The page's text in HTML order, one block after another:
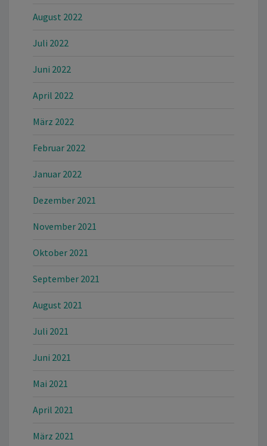
August 2022
Juli 2022
Juni 2022
April 2022
März 2022
Februar 2022
Januar 2022
Dezember 2021
November 2021
Oktober 2021
September 2021
August 2021
Juli 2021
Juni 2021
Mai 2021
April 2021
März 2021